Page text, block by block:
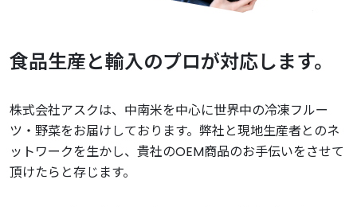
食品生産と輸入のプロが対応します。
株式会社アスクは、中南米を中心に世界中の冷凍フルー
ツ・野菜をお届けしております。弊社と現地生産者とのネ
ットワークを生かし、貴社のOEM商品のお手伝いをさせて
頂けたらと存じます。